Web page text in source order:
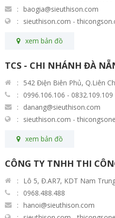
baogia@sieuthison.com
sieuthison.com -
xem bản đồ
TCS - CHI NHÁNH ĐÀ
542 Điện Biên Phủ, Q.Liên
0996.106.106 - 0832.109.109
danang@sieuthison.com
sieuthison.com -
xem bản đồ
CÔNG TY TNHH THI
Lô 5, Đ.AR7, KDT Nam
0968.488.488
hanoi@sieuthison.com